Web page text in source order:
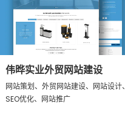
伟晔实业外贸网站建设
网站策划、外贸网站建设、网站设计、
SEO优化、网站推广